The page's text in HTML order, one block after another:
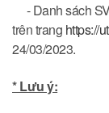
- Danh sách
trên trang https://
24/03/2023.
* Lưu ý: